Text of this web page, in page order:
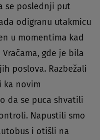
se poslednji put
odigranu utakmicu
u momentima kad
gde je bila
poslova. Razbežali
ka novim
da se puca shvatili
Napustili smo
i otišli na